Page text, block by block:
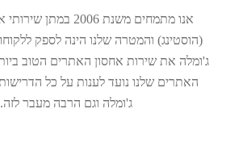
אנו מתמחים משנת 2006
(הוסטינג) והמטרה שלנו הינה לספק
ג'ומלה את שירות אחסון האתרים הטוב
האתרים שלנו נועד לענות על כל
ג'ומלה וגם הרבה מעבר לזה.